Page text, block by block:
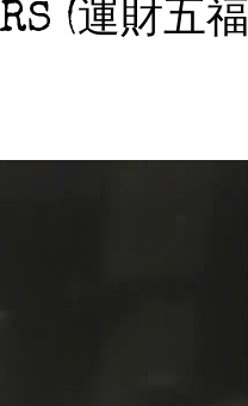
(運財五福